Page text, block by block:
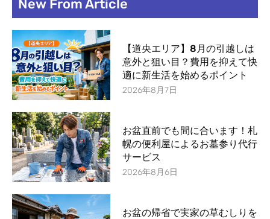
k
-
f
m
New From Article
【道央エリア】8月の引越しは
意外と狙い目？費用を抑えて快
適に新生活を始めるポイント
2026年8月7日
お盆直前でも間に合います！札
幌の便利屋によるお墓参り代行
サービス
2026年8月6日
お盆の帰省で実家の草むしりを